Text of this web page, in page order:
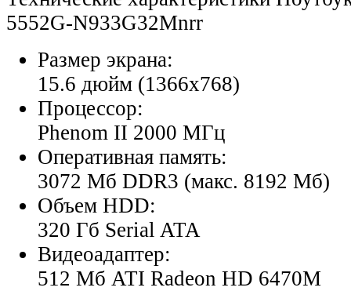
5552G-N933G32Mnrr
Размер экрана:
15.6 дюйм (1366x768)
Процессор:
Phenom II 2000 МГц
Оперативная память:
3072 Мб DDR3 (макс. 8192 Мб)
Объем HDD:
320 Гб Serial ATA
Видеоадаптер:
512 Мб ATI Radeon HD 6470M